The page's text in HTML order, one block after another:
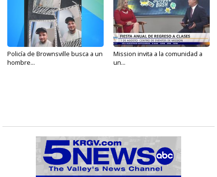
Policía de Brownsville busca a un
hombre...
Mission invita a la comunidad a
un...